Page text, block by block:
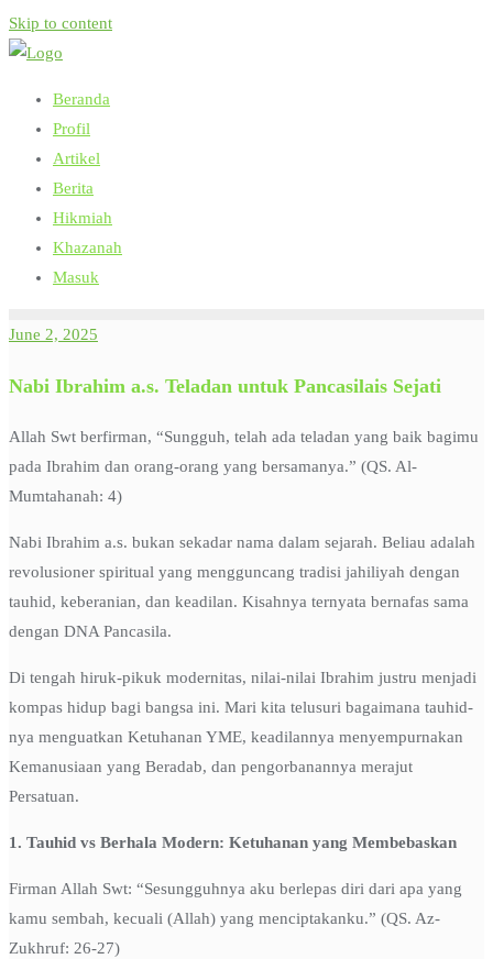
Skip to content
Beranda
Profil
Artikel
Berita
Hikmiah
Khazanah
Masuk
June 2, 2025
Nabi Ibrahim a.s. Teladan untuk Pancasilais Sejati
Allah Swt berfirman, “Sungguh, telah ada teladan yang baik bagimu
pada Ibrahim dan orang-orang yang bersamanya.” (QS. Al-
Mumtahanah: 4)
Nabi Ibrahim a.s. bukan sekadar nama dalam sejarah. Beliau adalah
revolusioner spiritual yang mengguncang tradisi jahiliyah dengan
tauhid, keberanian, dan keadilan. Kisahnya ternyata bernafas sama
dengan DNA Pancasila.
Di tengah hiruk-pikuk modernitas, nilai-nilai Ibrahim justru menjadi
kompas hidup bagi bangsa ini. Mari kita telusuri bagaimana tauhid-
nya menguatkan Ketuhanan YME, keadilannya menyempurnakan
Kemanusiaan yang Beradab, dan pengorbanannya merajut
Persatuan.
1. Tauhid vs Berhala Modern: Ketuhanan yang Membebaskan
Firman Allah Swt: “Sesungguhnya aku berlepas diri dari apa yang
kamu sembah, kecuali (Allah) yang menciptakanku.” (QS. Az-
Zukhruf: 26-27)